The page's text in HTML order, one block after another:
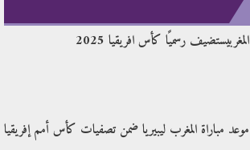
المغربيستضيف رسميًا كأس افريقيا 2025
موعد مباراة المغرب ليبيريا ضمن تصفيات كأس أمم إفريقيا